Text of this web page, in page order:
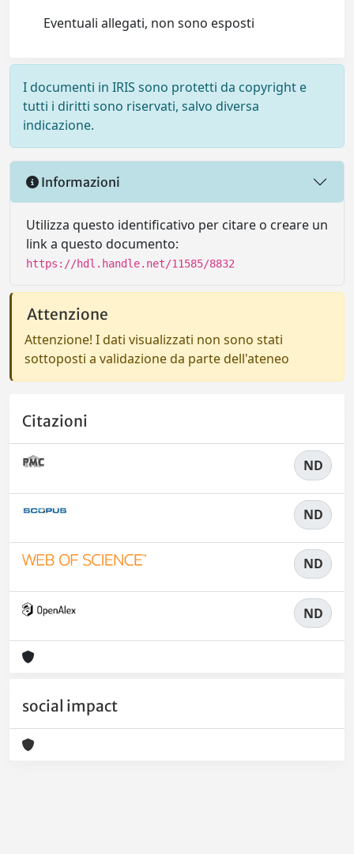
Eventuali allegati, non sono esposti
I documenti in IRIS sono protetti da copyright e
tutti i diritti sono riservati, salvo diversa
indicazione.
Informazioni
Utilizza questo identificativo per citare o creare un
link a questo documento:
https://hdl.handle.net/11585/8832
Attenzione
Attenzione! I dati visualizzati non sono stati
sottoposti a validazione da parte dell'ateneo
Citazioni
ND
ND
ND
ND
social impact